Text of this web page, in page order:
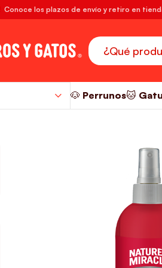
Conoce los plazos de envío y retiro en
🐶 Perrunos🐱